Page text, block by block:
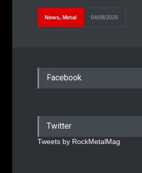
News, Metal 04/08/2026
Facebook
Twitter
Tweets by RockMetalMag